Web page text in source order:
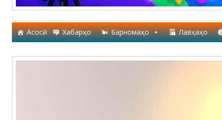
Асосӣ Хабарҳо Барномаҳо Лавҳаҳо